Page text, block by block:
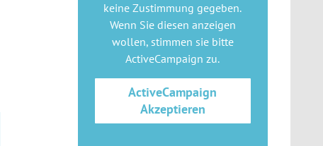
keine Zustimmung gegeben.
Wenn Sie diesen anzeigen
wollen, stimmen sie bitte
ActiveCampaign zu.
ActiveCampaign
Akzeptieren